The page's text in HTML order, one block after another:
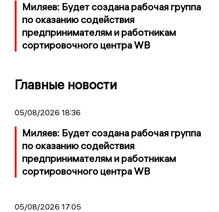
Миляев: Будет создана рабочая группа
по оказанию содействия
предпринимателям и работникам
сортировочного центра WB
Главные новости
05/08/2026 18:36
Миляев: Будет создана рабочая группа
по оказанию содействия
предпринимателям и работникам
сортировочного центра WB
05/08/2026 17:05